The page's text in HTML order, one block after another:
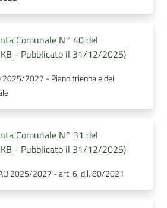
Comunale N° 40 del
- Pubblicato il 31/12/2025)
2025/2027 - Piano triennale dei
Comunale N° 31 del
- Pubblicato il 31/12/2025)
2025/2027 - art. 6, d.l. 80/2021